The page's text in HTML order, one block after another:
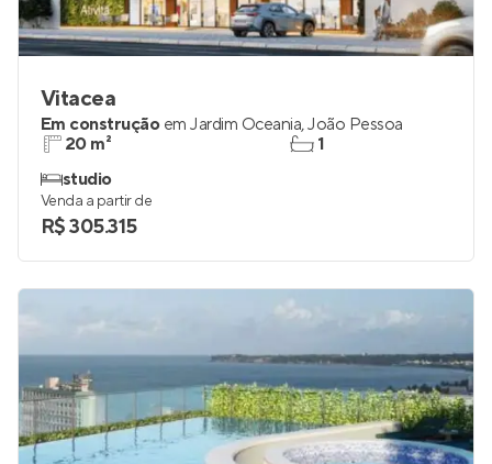
Vitacea
Em construção em Jardim Oceania,João Pessoa
20 m²
studio
1
Venda a partir de
R$ 305.315